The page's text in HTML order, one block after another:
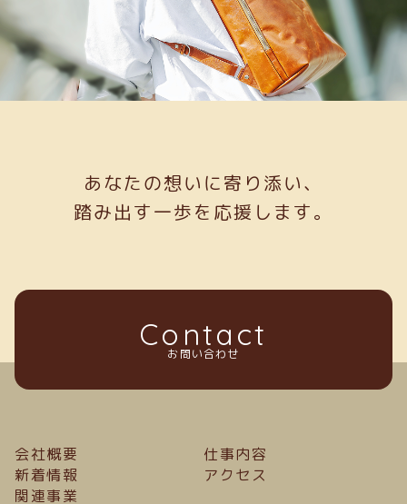
あなたの想いに寄り添い、
踏み出す一歩を応援します。
Contact
お問い合わせ
会社概要
仕事内容
新着情報
アクセス
関連事業